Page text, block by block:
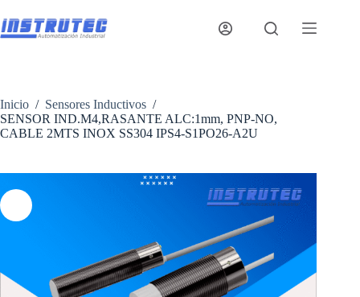
al
contenido
Inicio / Sensores Inductivos /
SENSOR IND.M4,RASANTE ALC:1mm, PNP-NO,
CABLE 2MTS INOX SS304 IPS4-S1PO26-A2U